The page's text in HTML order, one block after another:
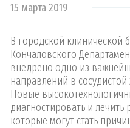
15 марта 2019
В городской клинической
Кончаловского
внедрено одно из
направлений в
Новые
диагностировать и
которые могут стать